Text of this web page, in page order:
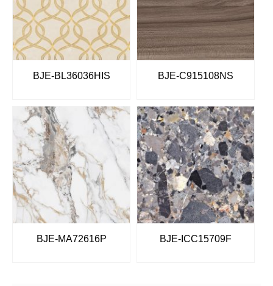
BJE-BL36036HIS BJE-C915108NS
BJE-MA72616P BJE-ICC15709F